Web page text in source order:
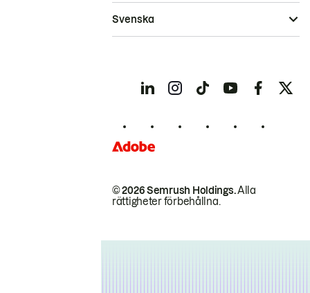
© 2026 Semrush Holdings.Alla
rättigheter förbehållna.
Svenska